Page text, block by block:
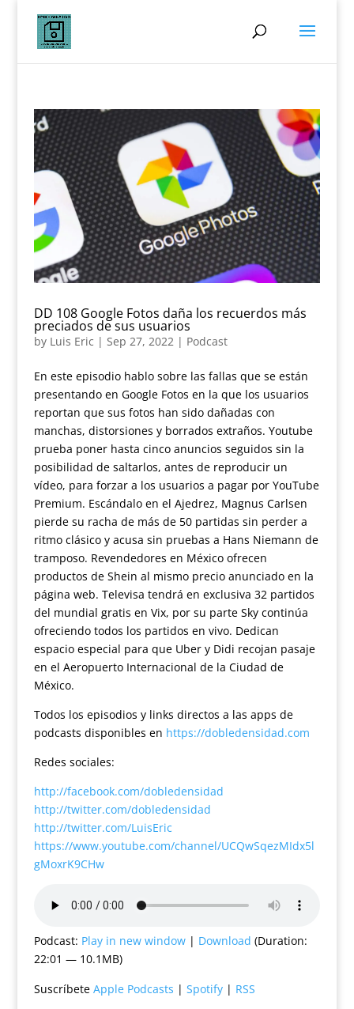
DD 108 Google Fotos daña los recuerdos más
preciados de sus usuarios
by Luis Eric | Sep 27, 2022| Podcast
En este episodio hablo sobre las fallas que se están
presentando en Google Fotos en la que los usuarios
reportan que sus fotos han sido dañadas con
manchas, distorsiones y borrados extraños. Youtube
prueba poner hasta cinco anuncios seguidos sin la
posibilidad de saltarlos, antes de reproducir un
vídeo, para forzar a los usuarios a pagar por YouTube
Premium. Escándalo en el Ajedrez, Magnus Carlsen
pierde su racha de más de 50 partidas sin perder a
ritmo clásico y acusa sin pruebas a Hans Niemann de
tramposo. Revendedores en México ofrecen
productos de Shein al mismo precio anunciado en la
página web. Televisa tendrá en exclusiva 32 partidos
del mundial gratis en Vix, por su parte Sky continúa
ofreciendo todos los partidos en vivo. Dedican
espacio especial para que Uber y Didi recojan pasaje
en el Aeropuerto Internacional de la Ciudad de
México.
Todos los episodios y links directos a las apps de
podcasts disponibles en https://dobledensidad.com
Redes sociales:
http://facebook.com/dobledensidad
http://twitter.com/dobledensidad
http://twitter.com/LuisEric
https://www.youtube.com/channel/UCQwSqezMIdx5l
gMoxrK9CHw
Podcast: Play in new window| Download (Duration:
22:01 — 10.1MB)
Suscríbete Apple Podcasts | Spotify| RSS